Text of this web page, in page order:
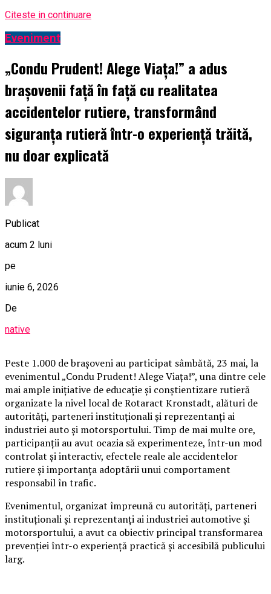
Citeste in continuare
Eveniment
„Condu Prudent! Alege Viața!” a adus
brașovenii față în față cu realitatea
accidentelor rutiere, transformând
siguranța rutieră într-o experiență trăită,
nu doar explicată
Publicat
acum 2 luni
pe
iunie 6, 2026
De
native
Peste 1.000 de brașoveni au participat sâmbătă, 23 mai, la
evenimentul „Condu Prudent! Alege Viața!”, una dintre cele
mai ample inițiative de educație și conștientizare rutieră
organizate la nivel local de Rotaract Kronstadt, alături de
autorități, parteneri instituționali și reprezentanți ai
industriei auto și motorsportului. Timp de mai multe ore,
participanții au avut ocazia să experimenteze, într-un mod
controlat și interactiv, efectele reale ale accidentelor
rutiere și importanța adoptării unui comportament
responsabil în trafic.
Evenimentul, organizat împreună cu autorități, parteneri
instituționali și reprezentanți ai industriei automotive și
motorsportului, a avut ca obiectiv principal transformarea
prevenției într-o experiență practică și accesibilă publicului
larg.